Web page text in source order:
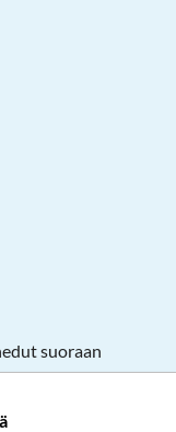
suoraan